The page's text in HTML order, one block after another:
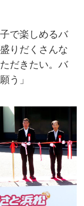
で楽しめるバ
りだくさんな
だきたい。バ
う」